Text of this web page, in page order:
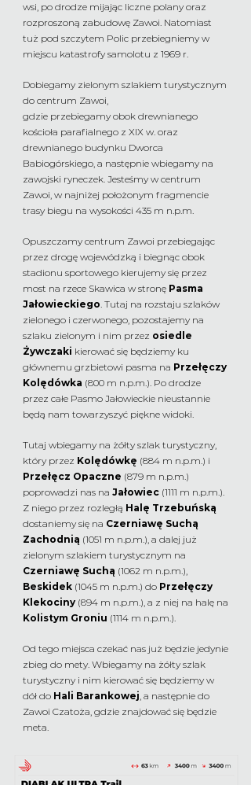
wsi, po drodze mijając liczne polany oraz
rozproszoną zabudowę Zawoi. Natomiast
tuż pod szczytem Polic przebiegniemy w
miejscu katastrofy samolotu z 1969 r.
Dobiegamy zielonym szlakiem turystycznym
do centrum Zawoi,
gdzie przebiegamy obok drewnianego
kościoła parafialnego z XIX w. oraz
drewnianego budynku Dworca
Babiogórskiego, a następnie wbiegamy na
zawojski ryneczek. Jesteśmy w centrum
Zawoi, w najniżej położonym fragmencie
trasy biegu na wysokości 435 m n.p.m.
Opuszczamy centrum Zawoi przebiegając
przez drogę wojewódzką i biegnąc obok
stadionu sportowego kierujemy się przez
most na rzece Skawica w stronę Pasma
Jałowieckiego. Tutaj na rozstaju szlaków
zielonego i czerwonego, pozostajemy na
szlaku zielonym i nim przez osiedle
Żywczaki kierować się będziemy ku
głównemu grzbietowi pasma na Przełęczy
Kolędówka (800 m n.p.m.). Po drodze
przez całe Pasmo Jałowieckie nieustannie
będą nam towarzyszyć piękne widoki.
Tutaj wbiegamy na żółty szlak turystyczny,
który przez Kolędówkę (884 m n.p.m.) i
Przełęcz Opaczne (879 m n.p.m.)
poprowadzi nas na Jałowiec (1111 m n.p.m.).
Z niego przez rozległą Halę Trzebuńską
dostaniemy się na Czerniawę Suchą
Zachodnią (1051 m n.p.m.), a dalej już
zielonym szlakiem turystycznym na
Czerniawę Suchą (1062 m n.p.m.),
Beskidek (1045 m n.p.m.) do Przełęczy
Klekociny (894 m n.p.m.), a z niej na halę na
Kolistym Groniu (1114 m n.p.m.).
Od tego miejsca czekać nas już będzie jedynie
zbieg do mety. Wbiegamy na żółty szlak
turystyczny i nim kierować się będziemy w
dół do Hali Barankowej, a następnie do
Zawoi Czatoża, gdzie znajdować się będzie
meta.